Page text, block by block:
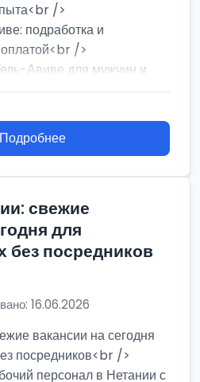
/>
подработка и
/>
Авиве для мужчин и
Подробнее
свежие
для
без посредников
16.06.2026
вакансии на сегодня
посредников<br />
персонал в Нетании с